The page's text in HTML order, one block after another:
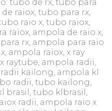
tubo de rx, tubo para
raiox, tubo para rx,
raio x, tubo raiox,
raiox, ampola de raio x,
rx, ampola para raio
ampola raiox, x ray
raytube, ampola radii,
kailong, ampola kl
radii, tubo kailong,
brasil, tubo klbrasil,
radii, ampola raio x